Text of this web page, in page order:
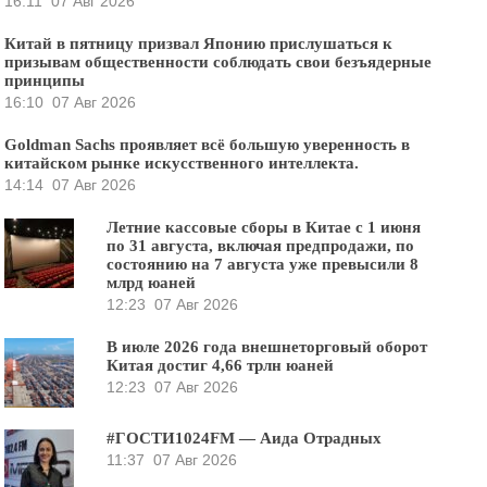
Китай в пятницу призвал Японию прислушаться к
призывам общественности соблюдать свои безъядерные
принципы
16:10 07 Авг 2026
Goldman Sachs проявляет всё большую уверенность в
китайском рынке искусственного интеллекта.
14:14 07 Авг 2026
Летние кассовые сборы в Китае с 1 июня
по 31 августа, включая предпродажи, по
состоянию на 7 августа уже превысили 8
млрд юаней
12:23 07 Авг 2026
В июле 2026 года внешнеторговый оборот
Китая достиг 4,66 трлн юаней
12:23 07 Авг 2026
#ГОСТИ1024FM — Аида Отрадных
11:37 07 Авг 2026